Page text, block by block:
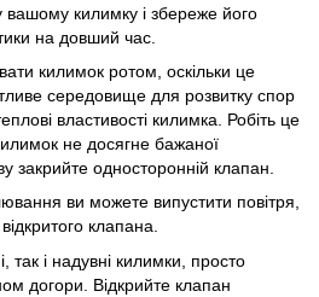
вашому килимку і збереже його
на довший час.
килимок ротом, оскільки це
середовище для розвитку спор
властивості килимка. Робіть це
не досягне бажаної
закрийте односторонній клапан.
ви можете випустити повітря,
клапана.
так і надувні килимки, просто
догори. Відкрийте клапан